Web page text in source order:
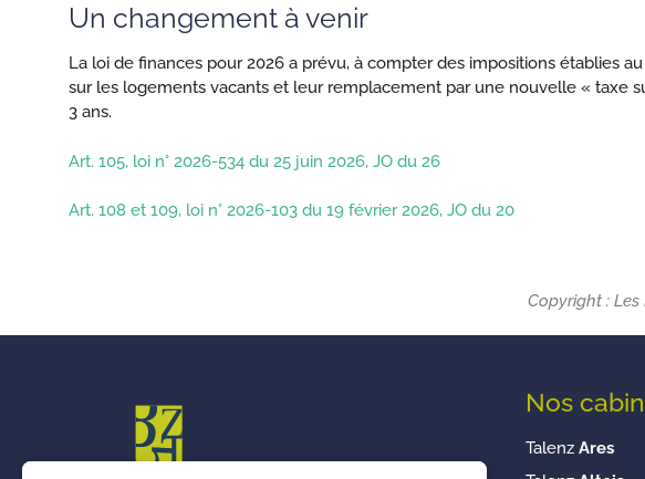
Un changement à venir
La loi de finances pour 2026 a prévu, à compter des impositions établies
sur les logements vacants et leur remplacement par une nouvelle « taxe
3 ans.
Art. 105, loi n° 2026-534 du 25 juin 2026, JO du 26
Art. 108 et 109, loi n° 2026-103 du 19 février 2026, JO du 20
Copyright :
Nos
Talenz Ares